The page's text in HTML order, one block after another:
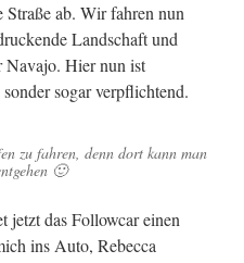
Straße ab. Wir fahren nun
Landschaft und
Navajo. Hier nun ist
sogar verpflichtend.
zu fahren, denn dort kann man
🙂
jetzt das Followcar einen
ins Auto, Rebecca